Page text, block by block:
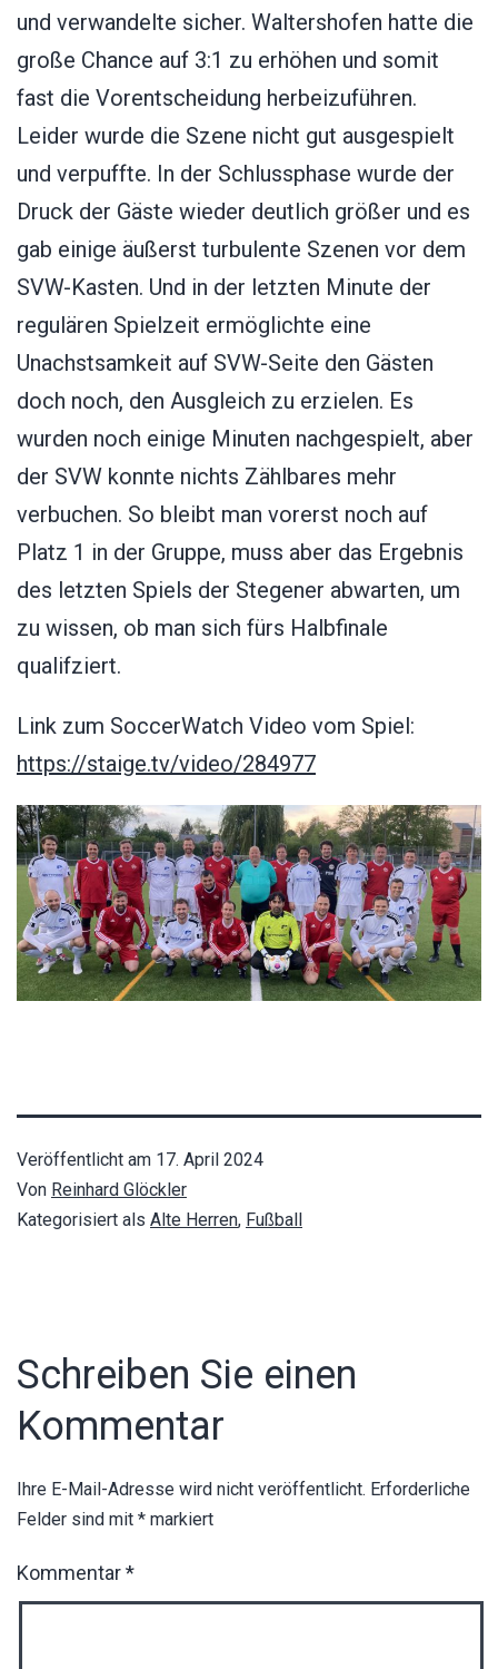
und verwandelte sicher. Waltershofen hatte die
große Chance auf 3:1 zu erhöhen und somit
fast die Vorentscheidung herbeizuführen.
Leider wurde die Szene nicht gut ausgespielt
und verpuffte. In der Schlussphase wurde der
Druck der Gäste wieder deutlich größer und es
gab einige äußerst turbulente Szenen vor dem
SVW-Kasten. Und in der letzten Minute der
regulären Spielzeit ermöglichte eine
Unachstsamkeit auf SVW-Seite den Gästen
doch noch, den Ausgleich zu erzielen. Es
wurden noch einige Minuten nachgespielt, aber
der SVW konnte nichts Zählbares mehr
verbuchen. So bleibt man vorerst noch auf
Platz 1 in der Gruppe, muss aber das Ergebnis
des letzten Spiels der Stegener abwarten, um
zu wissen, ob man sich fürs Halbfinale
qualifziert.
Link zum SoccerWatch Video vom Spiel:
https://staige.tv/video/284977
Veröffentlicht am 17. April 2024
Von Reinhard Glöckler
Kategorisiert als Alte Herren, Fußball
Schreiben Sie einen
Kommentar
Ihre E-Mail-Adresse wird nicht veröffentlicht. Erforderliche
Felder sind mit * markiert
Kommentar*